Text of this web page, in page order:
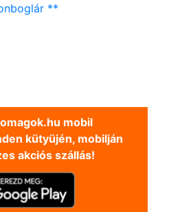
**
mobil
kütyüjén, mobilján
akciós szállás!